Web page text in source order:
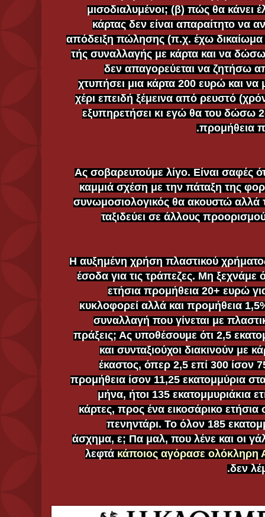
μισοδιαλυμένοι; (β) πώς θα κάνει
κάρτας δεν είναι απαραίτητο να
απόδειξη πώλησης (π.χ. έχω
τής συναλλαγής με κάρτα και να
δεν απαγορεύεται να ζητήσω
χτυπήσει μια κάρτα 200 ευρώ και να
χέρι επειδή ξέμεινα από ρευστό
εξυπηρετήσει κι εγώ θα του δώσω
προμήθεια
Ας σοβαρευτούμε λίγο. Είναι σαφές
καμμιά σχέση με την πάταξη της
συνωμοσιολογικός θα ακουστώ αλλά
ταξιδεύει σε άλλους
(α) Η αυξημένη χρήση πλαστικού
έσοδα για τις τράπεζες. Μη ξεχνάμε
ετήσια προμήθεια 20+ ευρώ
κυκλοφορεί αλλά και προμήθεια
συναλλαγή που γίνεται με
πράξεις; Ας υποθέσουμε ότι 2,5
και συνταξιούχοι διακινούν με
έκαστος, όπερ 2,5 επί 300 ίσον
προμήθεια ίσον 11,25 εκατομμύρια
μήνα, ήτοι 135 εκατομμυριάκια
κάρτες, προς ένα εικοσάρικο
πενηντάρι. Το όλον 185
άσχημα, ε; Πα μαλ, που λένε και οι
λεφτάκάποιος αγόρασε ολόκληρη
δεν